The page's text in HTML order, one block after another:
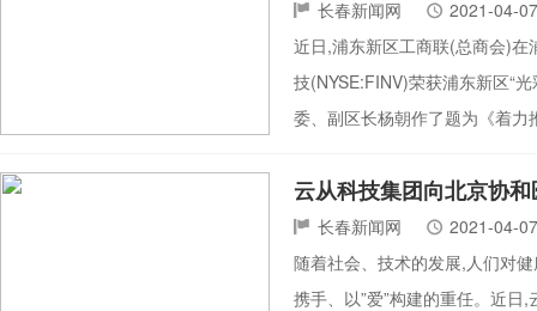
长春新闻网
2021-04-07
近日,浦东新区工商联(总商会)
技(NYSE:FINV)荣获浦东新区“
委、副区长杨朝作了题为《着
云从科技集团向北京协
长春新闻网
2021-04-07
随着社会、技术的发展,人们对
携手、以”爱”构建的重任。近